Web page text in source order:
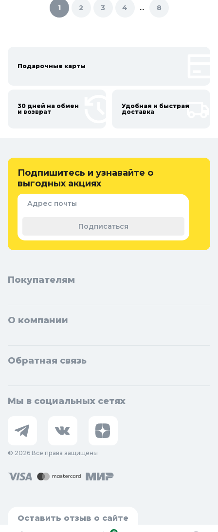
1 2 3 4 ... 8
Подарочные карты
30 дней на обмен
и возврат
Удобная и быстрая
доставка
Подпишитесь и узнавайте о
выгодных акциях
Адрес почты
Подписаться
Покупателям
О компании
Обратная связь
Мы в социальных сетях
© 2026 Все права защищены
Оставить отзыв о сайте